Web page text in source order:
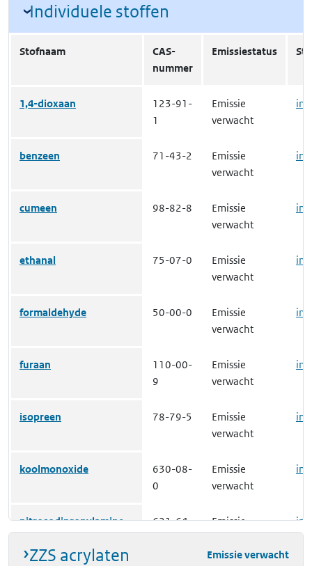
Individuele stoffen
Stofnaam
CAS-
nummer
Emissiestatus
1,4-dioxaan
123-91-
1
Emissie
verwacht
benzeen 71-43-2
Emissie
verwacht
cumeen 98-82-8
Emissie
verwacht
ethanal 75-07-0
Emissie
verwacht
formaldehyde 50-00-0
Emissie
verwacht
furaan
110-00-
9
Emissie
verwacht
isopreen 78-79-5
Emissie
verwacht
koolmonoxide
630-08-
0
Emissie
verwacht
nitrosodipropylamine
621-64-
Emissie
ZZS acrylaten Emissie verwacht